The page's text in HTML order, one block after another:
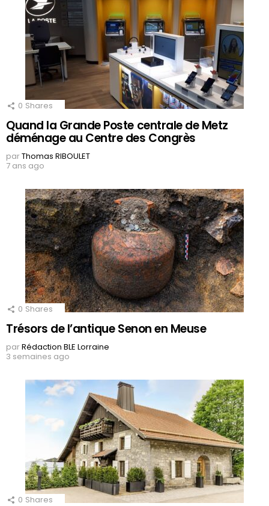
0 Shares
Quand la Grande Poste centrale de Metz
déménage au Centre des Congrès
parThomas RIBOULET
7 ans ago
0 Shares
Trésors de l’antique Senon en Meuse
parRédaction BLE Lorraine
3 semaines ago
0 Shares